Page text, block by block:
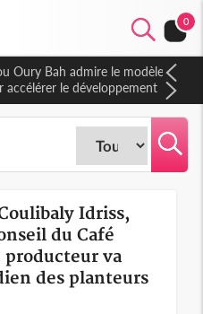
0
Oury Bah admire le modèle
le développement
Idriss,
du Café
producteur va
des planteurs